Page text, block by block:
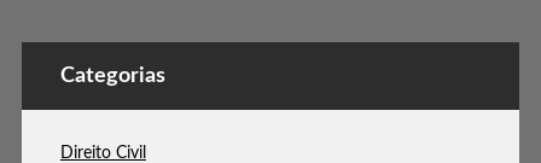
Categorias
Direito Civil